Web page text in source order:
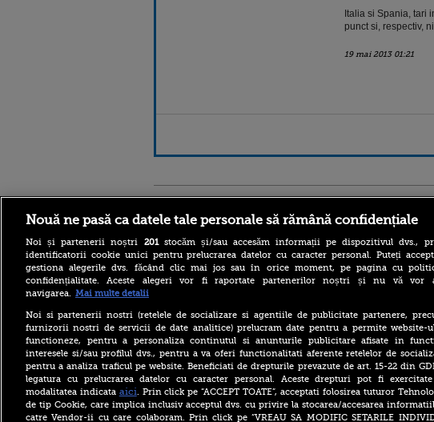
Italia si Spania, tari
punct si, respectiv,
19 mai 2013 01:21
româncă a fost arestată în
Germania pentru spionaj în
favoarea Rusiei
Alerta West Nile: două
persoane au murit, iar
numărul cazurilor a ajuns la
10. Măsurile de protecție
împotriva țânțarilor
Nouă ne pasă ca datele tale personale să rămână confidențiale
Noi și partenerii noștri 201stocăm și/sau accesăm informații pe dispozitivul dvs.,
identificatorii cookie unici pentru prelucrarea datelor cu caracter personal. Puteți
gestiona alegerile dvs. făcând clic mai jos sau în orice moment, pe pagina cu
confidențialitate. Aceste alegeri vor fi raportate partenerilor noștri și nu vă vor
navigarea. Mai multe detalii
Noi si partenerii nostri (retelele de socializare si agentiile de publicitate partenere,
furnizorii nostri de servicii de date analitice) prelucram date pentru a permite website-
functioneze, pentru a personaliza continutul si anunturile publicitare afisate in
interesele si/sau profilul dvs., pentru a va oferi functionalitati aferente retelelor de
pentru a analiza traficul pe website. Beneficiati de drepturile prevazute de art. 15-22 din
legatura cu prelucrarea datelor cu caracter personal. Aceste drepturi pot fi
modalitatea indicata aici. Prin click pe “ACCEPT TOATE”, acceptati folosirea tuturor
de tip Cookie, care implica inclusiv acceptul dvs. cu privire la stocarea/accesarea
catre Vendor-ii cu care colaboram. Prin click pe “VREAU SA MODIFIC SETARILE